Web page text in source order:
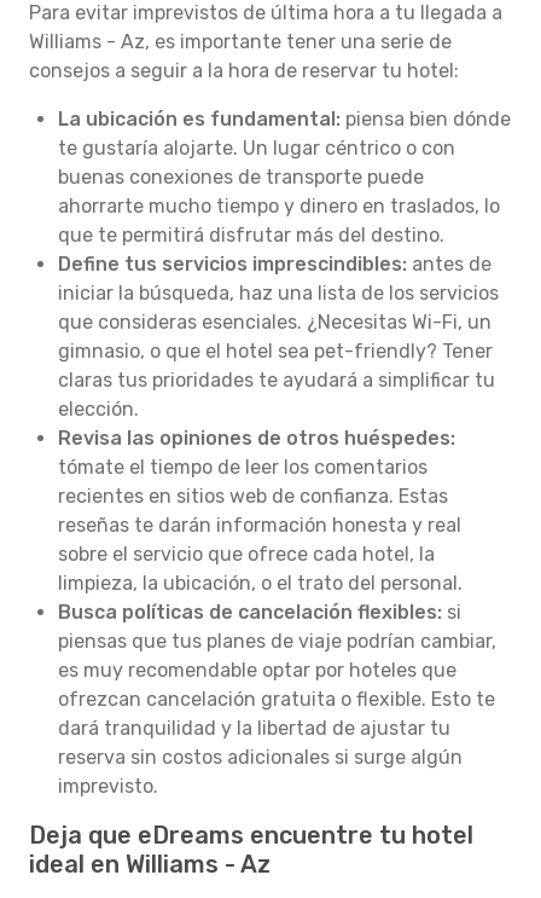
Para evitar imprevistos de última hora a tu llegada a
Williams - Az, es importante tener una serie de
consejos a seguir a la hora de reservar tu hotel:
La ubicación es fundamental: piensa bien dónde
te gustaría alojarte. Un lugar céntrico o con
buenas conexiones de transporte puede
ahorrarte mucho tiempo y dinero en traslados, lo
que te permitirá disfrutar más del destino.
Define tus servicios imprescindibles: antes de
iniciar la búsqueda, haz una lista de los servicios
que consideras esenciales. ¿Necesitas Wi-Fi, un
gimnasio, o que el hotel sea pet-friendly? Tener
claras tus prioridades te ayudará a simplificar tu
elección.
Revisa las opiniones de otros huéspedes:
tómate el tiempo de leer los comentarios
recientes en sitios web de confianza. Estas
reseñas te darán información honesta y real
sobre el servicio que ofrece cada hotel, la
limpieza, la ubicación, o el trato del personal.
Busca políticas de cancelación flexibles: si
piensas que tus planes de viaje podrían cambiar,
es muy recomendable optar por hoteles que
ofrezcan cancelación gratuita o flexible. Esto te
dará tranquilidad y la libertad de ajustar tu
reserva sin costos adicionales si surge algún
imprevisto.
Deja que eDreams encuentre tu hotel
ideal en Williams - Az